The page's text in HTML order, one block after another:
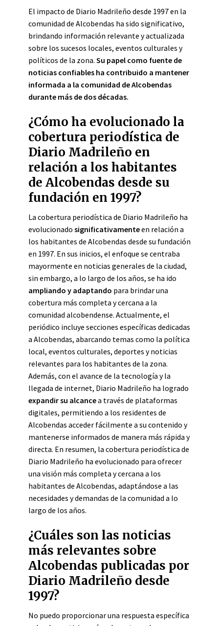
El impacto de Diario Madrileño desde 1997 en la
comunidad de Alcobendas ha sido significativo,
brindando información relevante y actualizada
sobre los sucesos locales, eventos culturales y
políticos de la zona. Su papel como fuente de
noticias confiables ha contribuido a mantener
informada a la comunidad de Alcobendas
durante más de dos décadas.
¿Cómo ha evolucionado la
cobertura periodística de
Diario Madrileño en
relación a los habitantes
de Alcobendas desde su
fundación en 1997?
La cobertura periodística de Diario Madrileño ha
evolucionado significativamenteen relación a
los habitantes de Alcobendas desde su fundación
en 1997. En sus inicios, el enfoque se centraba
mayormente en noticias generales de la ciudad,
sin embargo, a lo largo de los años, se ha ido
ampliando y adaptando para brindar una
cobertura más completa y cercana a la
comunidad alcobendense. Actualmente, el
periódico incluye secciones específicas dedicadas
a Alcobendas, abarcando temas como la política
local, eventos culturales, deportes y noticias
relevantes para los habitantes de la zona.
Además, con el avance de la tecnología y la
llegada de internet, Diario Madrileño ha logrado
expandir su alcancea través de plataformas
digitales, permitiendo a los residentes de
Alcobendas acceder fácilmente a su contenido y
mantenerse informados de manera más rápida y
directa. En resumen, la cobertura periodística de
Diario Madrileño ha evolucionado para ofrecer
una visión más completa y cercana a los
habitantes de Alcobendas, adaptándose a las
necesidades y demandas de la comunidad a lo
largo de los años.
¿Cuáles son las noticias
más relevantes sobre
Alcobendas publicadas por
Diario Madrileño desde
1997?
No puedo proporcionar una respuesta específica